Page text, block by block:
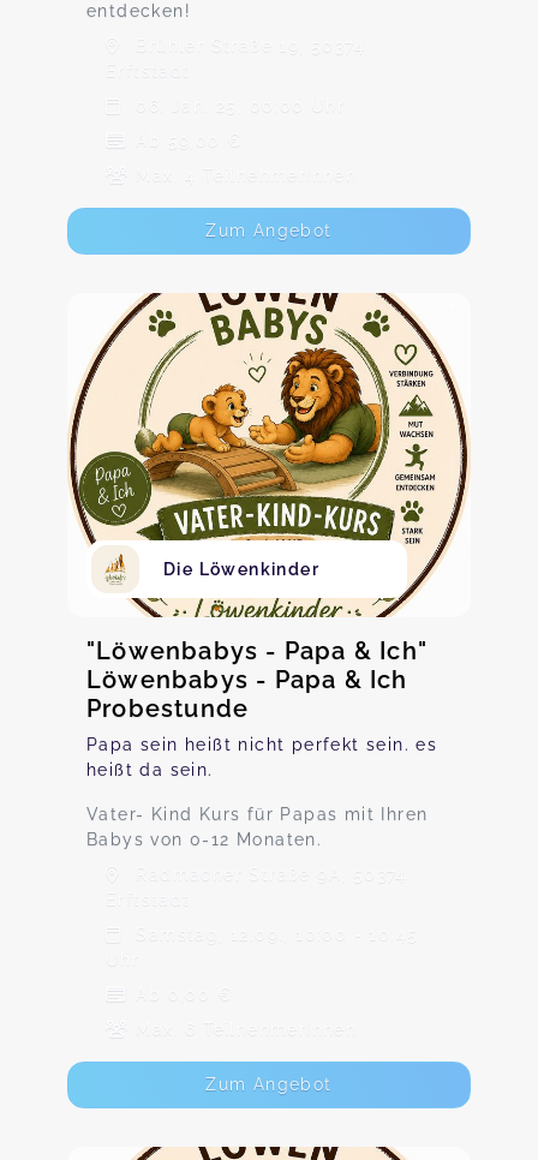
entdecken!
Brühler Straße 19, 50374
Erftstadt
06. Jan. 25, 00:00 Uhr
Ab 59,00 €
Max. 4 TeilnehmerInnen
Zum Angebot
Die Löwenkinder
"Löwenbabys - Papa & Ich"
Löwenbabys - Papa & Ich
Probestunde
Papa sein heißt nicht perfekt sein. es
heißt da sein.
Vater- Kind Kurs für Papas mit Ihren
Babys von 0-12 Monaten.
Radmacher Straße 9A, 50374
Erftstadt
Samstag, 12.09., 10:00 - 10:45
Ab 0,00 €
Max. 6 TeilnehmerInnen
Zum Angebot